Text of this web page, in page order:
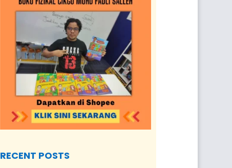
RECENT POSTS